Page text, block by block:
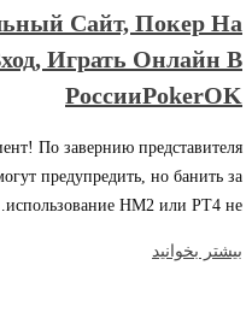
Сайт, Покер На
Играть Онлайн В
РоссииPokerOK
По завернию представителя
предупредить, но банить за
использование HM2 или PT4 не…
بیشتر بخوانید